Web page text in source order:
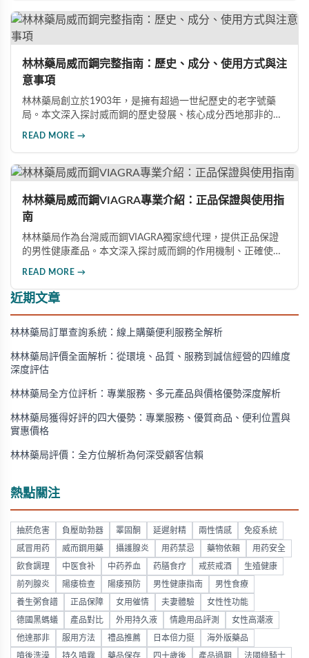
林林藥局威而鋼完整指南：歷史、成分、使用方式與注
意事項
林林藥局創立於1903年，是擁有超過一世紀歷史的老字號藥
局。本文深入探討威而鋼的歷史發展、核心成分西地那非的作
READ MORE →
林林藥局威而鋼VIAGRA專業介紹：正品保證與使用指
南
林林藥局作為台灣威而鋼VIAGRA獨家總代理，提供正品保證
的男性健康產品。本文深入探討威而鋼的作用機制、正確使用
擇。
READ MORE →
近期文章
林林藥局訂單查詢系統：線上購藥便利服務全解析
林林藥局評價全面解析：從環境、品質、服務到誠信經營的四維度
深度評估
林林藥局全方位評析：專業服務、多元產品與價格優勢深度解析
林林藥局獲得好評的四大優勢：專業服務、優質商品、便利位置與
實惠價格
林林藥局評價：全方位解析為何深受顧客信賴
熱點關注
抽菸危害 負壓助勃器 睪固酮 延遲射精 兩性情感 免疫系統
感冒用药 威而鋼用藥 攝護腺炎 用药禁忌 藥物依賴 用药安全
飲食調理 中医食补 中药养血 药膳食疗 戒菸戒酒 生殖健康
前列腺炎 陽痿檢查 陽痿預防 男性健康指南 男性食療
養生粥食譜 正品保障 女用催情 夫妻體驗 女性性功能
德國黑螞蟻 產品對比 外用持久液 情趣用品評測 女性高潮液
他達那非 服用方法 禮品推薦 日本倍力挺 海外版藥品
噴後洗澡 持久噴霧 藥品保存 四十歲後 產品過期 法國綠騎士